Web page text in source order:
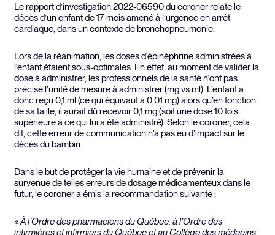
Le rapport d’investigation 2022-06590 du coroner relate le
décès d’un enfant de 17 mois amené à l’urgence en arrêt
cardiaque, dans un contexte de bronchopneumonie.
Lors de la réanimation, les doses d’épinéphrine administrées à
l’enfant étaient sous-optimales. En effet, au moment de valider la
dose à administrer, les professionnels de la santé n’ont pas
précisé l’unité de mesure à administrer (mg vs ml). L’enfant a
donc reçu 0,1 ml (ce qui équivaut à 0,01 mg) alors qu’en fonction
de sa taille, il aurait dû recevoir 0,1 mg (soit une dose 10 fois
supérieure à ce qui lui a été administré). Selon le coroner, cela
dit, cette erreur de communication n’a pas eu d’impact sur le
décès du bambin.
Dans le but de protéger la vie humaine et de prévenir la
survenue de telles erreurs de dosage médicamenteux dans le
futur, le coroner a émis la recommandation suivante :
«À l’Ordre des pharmaciens du Québec, à l’Ordre des
infirmières et infirmiers du Québec et au Collège des médecins